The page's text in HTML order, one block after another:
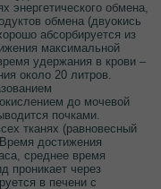
энергетического обмена,
обмена (двуокись
абсорбируется из
максимальной
удержания в крови –
около 20 литров.
до мочевой
почками.
тканях (равновесный
достижения
среднее время
проникает через
в печени с